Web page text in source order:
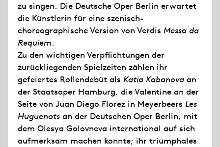
zu singen. Die Deutsche Oper Berlin erwartet
die Künstlerin für eine szenisch-
choreographische Version von Verdis Messa da
Requiem.
Zu den wichtigen Verpflichtungen der
zurückliegenden Spielzeiten zählen ihr
gefeiertes Rollendebüt als Katia Kabanova an
der Staatsoper Hamburg, die Valentine an der
Seite von Juan Diego Florez in Meyerbeers Les
Huguenots an der Deutschen Oper Berlin, mit
dem Olesya Golovneva international auf sich
aufmerksam machen konnte; ihr triumphales